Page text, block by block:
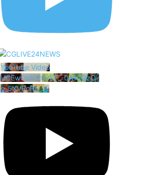
YouTube Video
UCEwCsS3f5YEF_-0A1uOzO-
g_5XVRcRii_JE